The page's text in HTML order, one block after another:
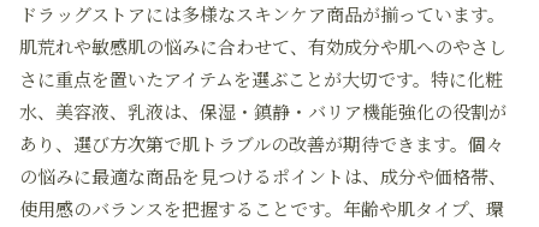
ドラッグストアには多様なスキンケア商品が揃っています。
肌荒れや敏感肌の悩みに合わせて、有効成分や肌へのやさし
さに重点を置いたアイテムを選ぶことが大切です。特に化粧
水、美容液、乳液は、保湿・鎮静・バリア機能強化の役割が
あり、選び方次第で肌トラブルの改善が期待できます。個々
の悩みに最適な商品を見つけるポイントは、成分や価格帯、
使用感のバランスを把握することです。年齢や肌タイプ、環